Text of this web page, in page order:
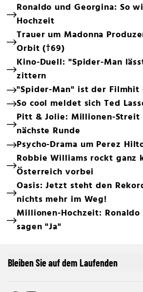
Ronaldo und Georgina: So
Hochzeit
Trauer um Madonna
Orbit (†69)
Kino-Duell: "Spider-Man
zittern
"Spider-Man" ist der Filmhit
So cool meldet sich Ted
Pitt & Jolie: Millionen-
nächste Runde
Psycho-Drama um Perez
Robbie Williams rockt ganz
Österreich vorbei
Oasis: Jetzt steht den
nichts mehr im Weg!
Millionen-Hochzeit:
sagen "Ja"
Bleiben Sie auf dem Laufenden